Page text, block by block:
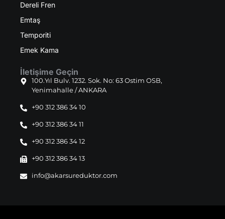
Dereli Fren
Emtaş
Temporiti
Emek Kama
İletişime Geçin
100.Yıl Bulv. 1232. Sok. No: 63 Ostim OSB,
Yenimahalle / ANKARA
+90 312 386 34 10
+90 312 386 34 11
+90 312 386 34 12
+90 312 386 34 13
info@akarsureduktor.com